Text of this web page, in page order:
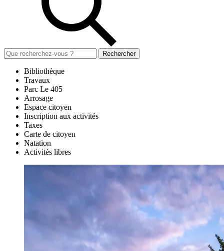
Rechercher
Bibliothèque
Travaux
Parc Le 405
Arrosage
Espace citoyen
Inscription aux activités
Taxes
Carte de citoyen
Natation
Activités libres